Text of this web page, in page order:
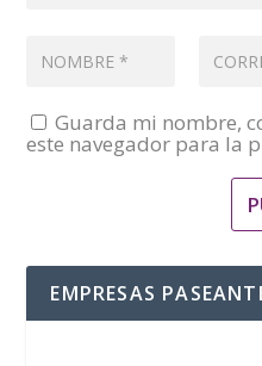
Guarda mi nombre,
este navegador para la
EMPRESAS